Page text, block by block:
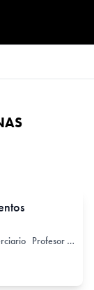
Profesor de Arte Secundario